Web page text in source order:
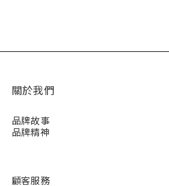
關於我們
品牌故事
品牌精神
顧客服務